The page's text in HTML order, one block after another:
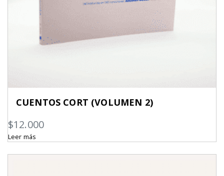
CUENTOS CORT (VOLUMEN 2)
$12.000
Leer más